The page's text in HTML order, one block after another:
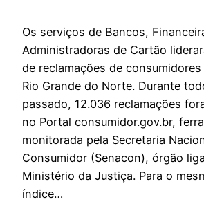
Os serviços de Bancos,
Administradoras de Cartão
de reclamações de
Rio Grande do Norte. Durante
passado, 12.036 reclamações
no Portal consumidor.gov.br,
monitorada pela Secretaria
Consumidor (Senacon), órgão
Ministério da Justiça. Para o
índice…